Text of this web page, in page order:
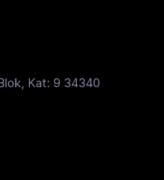
Kat: 9 34340